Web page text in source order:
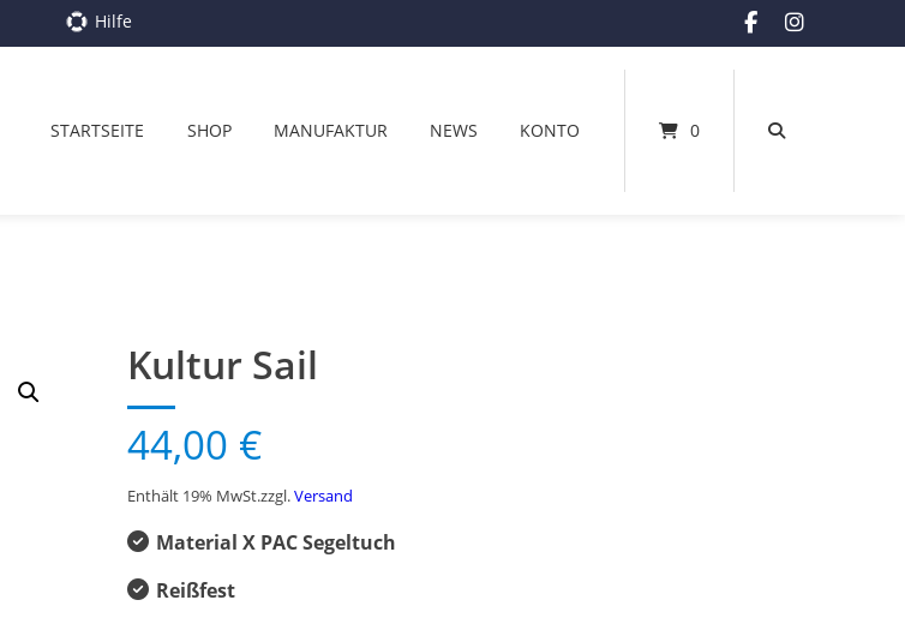
Hilfe
STARTSEITE SHOP MANUFAKTUR NEWS KONTO 0
Kultur Sail
44,00 €
Enthält 19% MwSt.zzgl.Versand
Material X PAC Segeltuch
Reißfest